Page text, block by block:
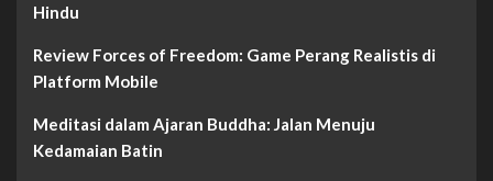
Hindu
Review Forces of Freedom: Game Perang Realistis di
Platform Mobile
Meditasi dalam Ajaran Buddha: Jalan Menuju
Kedamaian Batin